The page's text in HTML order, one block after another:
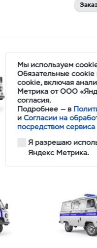
Скорая
Заказать
Мы используем
Обязательные cookie
cookie, включая
Метрика от ООО
согласия.
Подробнее — в
иСогласии на
посредством
Я разрешаю
Яндекс Метрика.